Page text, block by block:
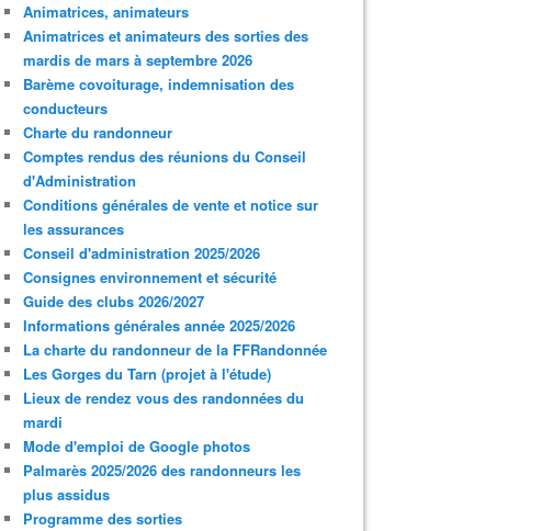
Animatrices, animateurs
Animatrices et animateurs des sorties des
mardis de mars à septembre 2026
Barème covoiturage, indemnisation des
conducteurs
Charte du randonneur
Comptes rendus des réunions du Conseil
d'Administration
Conditions générales de vente et notice sur
les assurances
Conseil d'administration 2025/2026
Consignes environnement et sécurité
Guide des clubs 2026/2027
Informations générales année 2025/2026
La charte du randonneur de la FFRandonnée
Les Gorges du Tarn (projet à l'étude)
Lieux de rendez vous des randonnées du
mardi
Mode d'emploi de Google photos
Palmarès 2025/2026 des randonneurs les
plus assidus
Programme des sorties